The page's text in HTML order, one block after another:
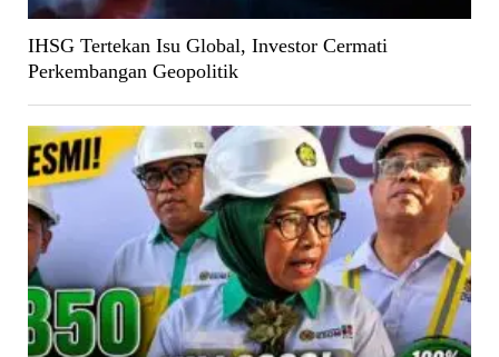
IHSG Tertekan Isu Global, Investor Cermati
Perkembangan Geopolitik